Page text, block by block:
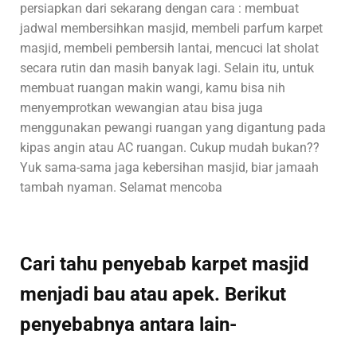
persiapkan dari sekarang dengan cara : membuat
jadwal membersihkan masjid, membeli parfum karpet
masjid, membeli pembersih lantai, mencuci lat sholat
secara rutin dan masih banyak lagi. Selain itu, untuk
membuat ruangan makin wangi, kamu bisa nih
menyemprotkan wewangian atau bisa juga
menggunakan pewangi ruangan yang digantung pada
kipas angin atau AC ruangan. Cukup mudah bukan??
Yuk sama-sama jaga kebersihan masjid, biar jamaah
tambah nyaman. Selamat mencoba
Cari tahu penyebab karpet masjid
menjadi bau atau apek. Berikut
penyebabnya antara lain-